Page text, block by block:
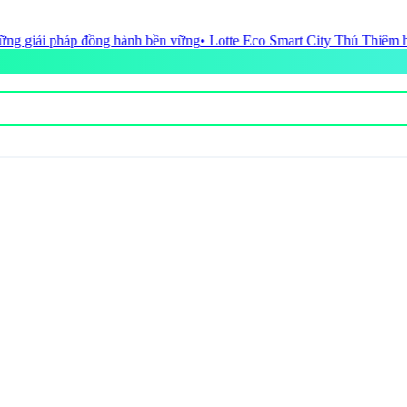
Lotte Eco Smart City Thủ Thiêm hoàn tất nghĩa vụ tài chính đất đai